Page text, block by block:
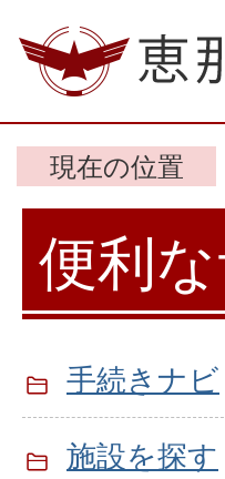
現在の位置
便利
手続きナビ
施設を探す